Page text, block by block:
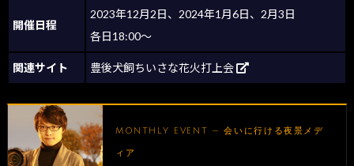
開催日程
2023年12月2日、2024年1月6日、2月3日
各日18:00～
関連サイト 豊後犬飼ちいさな花火打上会
MONTHLY EVENT — 会いに行ける夜景メデ
ィア